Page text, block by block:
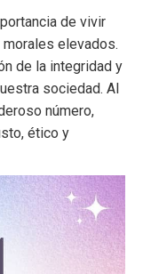
de vivir
elevados.
de la integridad y
sociedad. Al
número,
ético y